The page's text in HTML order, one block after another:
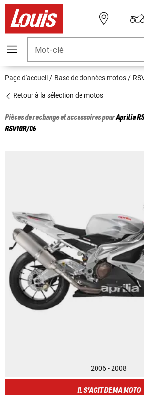
Mot-clé
Page d'accueil Base de données motos
Retour à la sélection de motos
Pièces de rechange et accessoires pourAprilia
RSV10R/06
2006 - 2008
IL S'AGIT DE MA MOTO